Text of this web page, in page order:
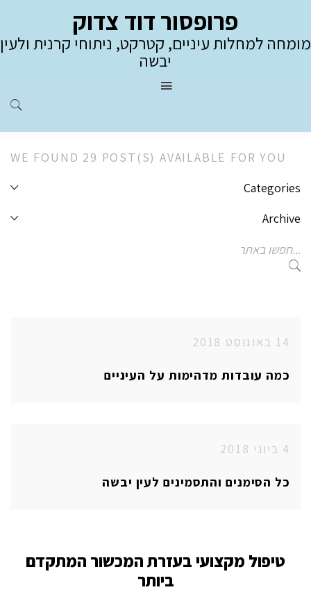
פרופסור דוד צדוק
מומחה למחלות עיניים, קטרקט, ניתוחי קרנית ולעין
יבשה
WE FOUND 29 POST(S) AVAILABLE FOR YOU
Categories
Archive
14 באוגוסט 2018
כמה עובדות מדהימות על העיניים
4 ביוני 2018
כל הסימנים והתסמינים לעין יבשה
טיפול מקצועי בעזרת המכשור המתקדם
ביותר